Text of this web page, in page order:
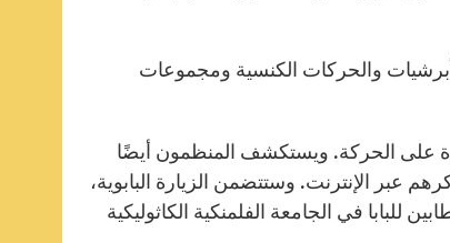
والحركات الكنسية ومجموعات
على الحركة. ويستكشف المنظمون أيضًا
عبر الإنترنت. وستتضمن الزيارة البابوية،
في 29 أيلول في بروكسل، خطابين للبابا في الجامعة الفلمنكية الكاثوليكية